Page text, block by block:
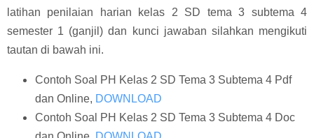
latihan penilaian harian kelas 2 SD tema 3 subtema 4
semester 1 (ganjil) dan kunci jawaban silahkan mengikuti
tautan di bawah ini.
Contoh Soal PH Kelas 2 SD Tema 3 Subtema 4 Pdf
dan Online, DOWNLOAD
Contoh Soal PH Kelas 2 SD Tema 3 Subtema 4 Doc